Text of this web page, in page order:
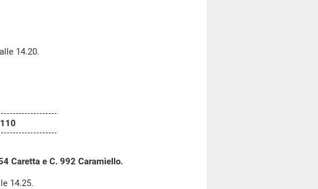
14.20.
Caretta e C. 992 Caramiello.
14.25.